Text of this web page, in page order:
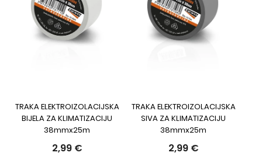
TRAKA ELEKTROIZOLACIJSKA
BIJELA ZA KLIMATIZACIJU
38mmx25m
2,99 €
TRAKA ELEKTROIZOLACIJSKA
SIVA ZA KLIMATIZACIJU
38mmx25m
2,99 €